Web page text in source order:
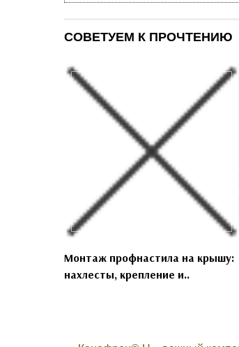
СОВЕТУЕМ К ПРОЧТЕНИЮ
Монтаж профнастила на крышу:
нахлесты, крепление и..